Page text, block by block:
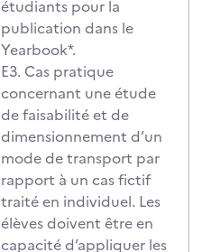
étudiants pour la
publication dans le
Yearbook*.
E3. Cas pratique
concernant une étude
de faisabilité et de
dimensionnement d’un
mode de transport par
rapport à un cas fictif
traité en individuel. Les
élèves doivent être en
capacité d’appliquer les